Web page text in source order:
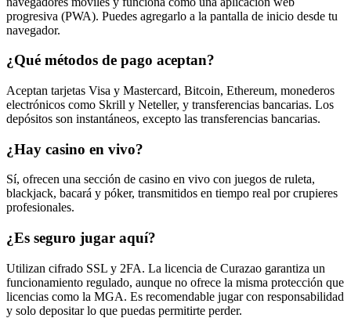
progresiva (PWA). Puedes agregarlo a la pantalla de inicio desde tu
navegador.
¿Qué métodos de pago aceptan?
Aceptan tarjetas Visa y Mastercard, Bitcoin, Ethereum, monederos
electrónicos como Skrill y Neteller, y transferencias bancarias. Los
depósitos son instantáneos, excepto las transferencias bancarias.
¿Hay casino en vivo?
Sí, ofrecen una sección de casino en vivo con juegos de ruleta,
blackjack, bacará y póker, transmitidos en tiempo real por crupieres
profesionales.
¿Es seguro jugar aquí?
Utilizan cifrado SSL y 2FA. La licencia de Curazao garantiza un
funcionamiento regulado, aunque no ofrece la misma protección que
licencias como la MGA. Es recomendable jugar con responsabilidad
y solo depositar lo que puedas permitirte perder.